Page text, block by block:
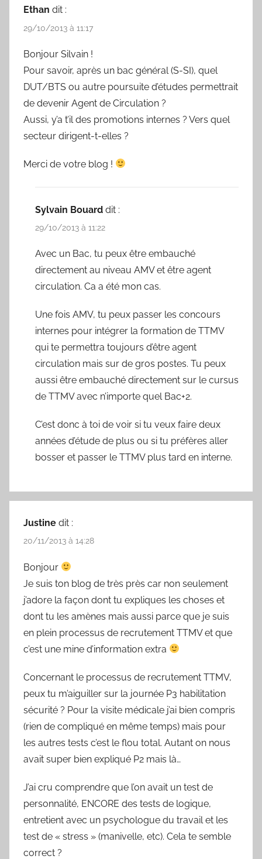
Ethan dit :
29/10/2013 à 11:17
Bonjour Silvain !
Pour savoir, après un bac général (S-SI), quel
DUT/BTS ou autre poursuite d’études permettrait
de devenir Agent de Circulation ?
Aussi, y’a t’il des promotions internes ? Vers quel
secteur dirigent-t-elles ?
Merci de votre blog !
Sylvain Bouard dit :
29/10/2013 à 11:22
Avec un Bac, tu peux être embauché
directement au niveau AMV et être agent
circulation. Ca a été mon cas.
Une fois AMV, tu peux passer les concours
internes pour intégrer la formation de TTMV
qui te permettra toujours d’être agent
circulation mais sur de gros postes. Tu peux
aussi être embauché directement sur le cursus
de TTMV avec n’importe quel Bac+2.
C’est donc à toi de voir si tu veux faire deux
années d’étude de plus ou si tu préfères aller
bosser et passer le TTMV plus tard en interne.
Justine dit :
20/11/2013 à 14:28
Bonjour
Je suis ton blog de très près car non seulement
j’adore la façon dont tu expliques les choses et
dont tu les amènes mais aussi parce que je suis
en plein processus de recrutement TTMV et que
c’est une mine d’information extra
Concernant le processus de recrutement TTMV,
peux tu m’aiguiller sur la journée P3 habilitation
sécurité ? Pour la visite médicale j’ai bien compris
(rien de compliqué en même temps) mais pour
les autres tests c’est le flou total. Autant on nous
avait super bien expliqué P2 mais là…
J’ai cru comprendre que l’on avait un test de
personnalité, ENCORE des tests de logique,
entretient avec un psychologue du travail et les
test de « stress » (manivelle, etc). Cela te semble
correct ?